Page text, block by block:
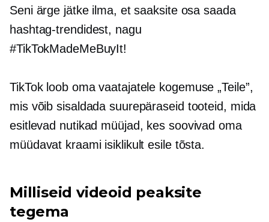
Seni ärge jätke ilma, et saaksite osa saada
hashtag-trendidest, nagu
#TikTokMadeMeBuyIt!
TikTok loob oma vaatajatele kogemuse „Teile”,
mis võib sisaldada suurepäraseid tooteid, mida
esitlevad nutikad müüjad, kes soovivad oma
müüdavat kraami isiklikult esile tõsta.
Milliseid videoid peaksite
tegema